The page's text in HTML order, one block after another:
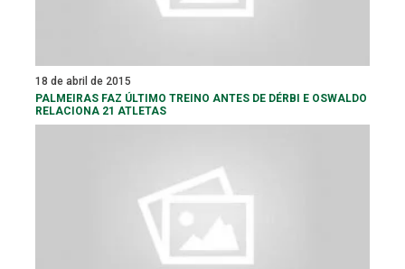
18 de abril de 2015
PALMEIRAS FAZ ÚLTIMO TREINO ANTES DE DÉRBI E OSWALDO
RELACIONA 21 ATLETAS